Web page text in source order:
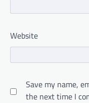
Website
Save my name,
the next time I